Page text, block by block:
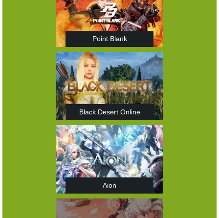
Point Blank
Black Desert Online
Aion